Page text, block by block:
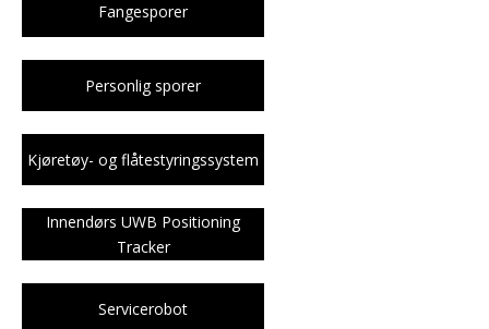
Fangesporer
Personlig sporer
Kjøretøy- og flåtestyringssystem
Innendørs UWB Positioning
Tracker
Servicerobot